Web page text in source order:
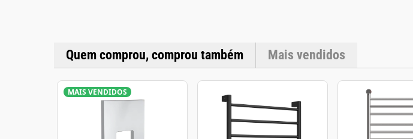
Quem comprou, comprou também Mais vendidos
MAIS VENDIDOS